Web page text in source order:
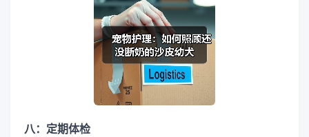
八：定期体检